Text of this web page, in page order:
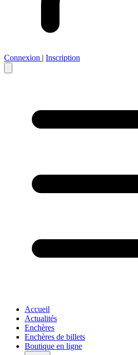
Connexion | Inscription
Accueil
Actualités
Enchères
Enchères de billets
Boutique en ligne